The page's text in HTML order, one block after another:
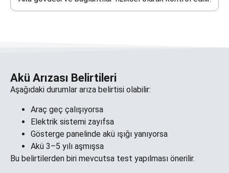
Akü Arızası Belirtileri
Aşağıdaki durumlar arıza belirtisi olabilir:
Araç geç çalışıyorsa
Elektrik sistemi zayıfsa
Gösterge panelinde akü ışığı yanıyorsa
Akü 3–5 yılı aşmışsa
Bu belirtilerden biri mevcutsa test yapılması önerilir.